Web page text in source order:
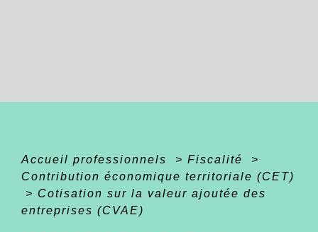
Accueil professionnels > Fiscalité
>
Contribution économique territoriale (CET)
> Cotisation sur la valeur ajoutée des
entreprises (CVAE)